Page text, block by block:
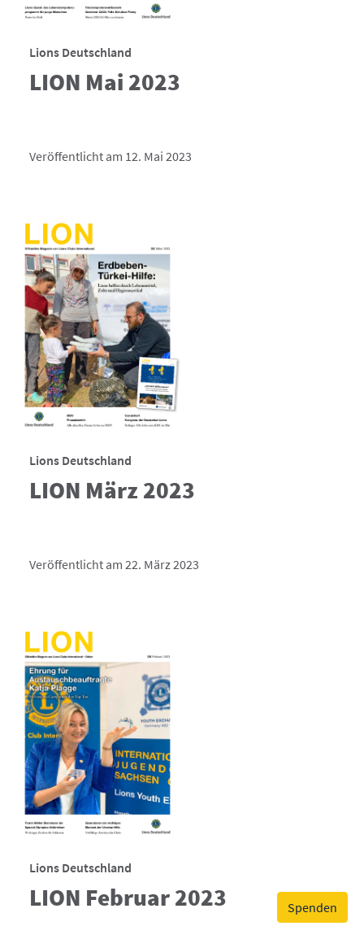
Spenden
Lions Deutschland
LION Mai 2023
Veröffentlicht am 12. Mai 2023
Lions Deutschland
LION März 2023
Veröffentlicht am 22. März 2023
Lions Deutschland
LION Februar 2023